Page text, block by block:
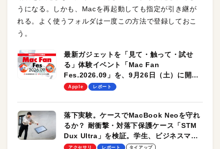
うになる。しかも、Macを再起動しても指定が引き継が
れる。よく使うフォルダは一度この方法で登録しておこ
う。
最新ガジェットを「見て・触って・試せ
る」体験イベント「Mac Fan
Fes.2026.09」を、9月26日（土）に開催
します！
Apple レポート
落下実験。ケースでMacBook Neoを守れ
るか？ 耐衝撃・対落下保護ケース「STM
Dux Ultra」を検証。学生、ビジネスマン
のモバイルユースに最適！
アクセサリ レポート タイアップ